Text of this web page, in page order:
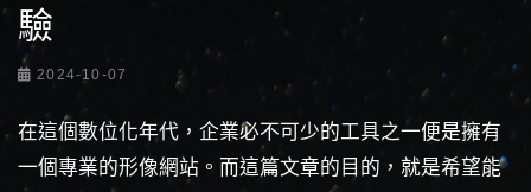
驗
2024-10-07
在這個數位化年代，企業必不可少的工具之一便是擁有
一個專業的形像網站。而這篇文章的目的，就是希望能